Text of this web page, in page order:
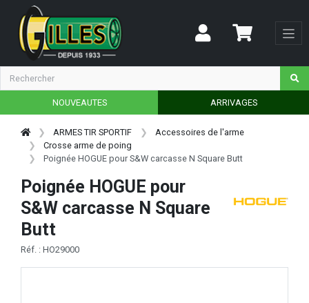
NOUVEAUTES ARRIVAGES
ARMES TIR SPORTIF
Accessoires de l'arme
Crosse arme de poing
Poignée HOGUE pour S&W carcasse N Square Butt
Poignée HOGUE pour
S&W carcasse N Square
Butt
Réf. : HO29000